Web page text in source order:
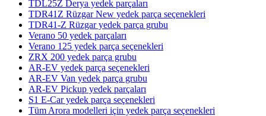
TDL25Z Derya yedek parçaları
TDR41Z Rüzgar New yedek parça seçenekleri
TDR41-Z Rüzgar yedek parça grubu
Verano 50 yedek parçaları
Verano 125 yedek parça seçenekleri
ZRX 200 yedek parça grubu
AR-EV yedek parça seçenekleri
AR-EV Van yedek parça grubu
AR-EV Pickup yedek parçaları
S1 E-Car yedek parça seçenekleri
Tüm Arora modelleri için yedek parça seçenekleri